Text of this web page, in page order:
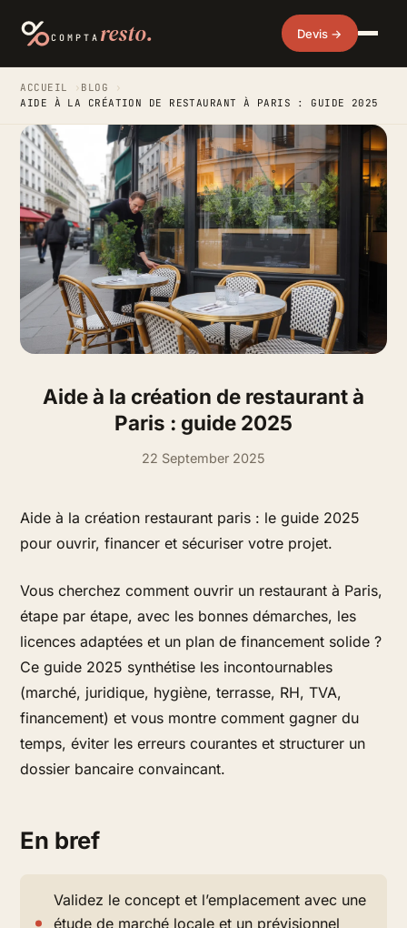
COMPTA resto. Devis →
ACCUEIL › BLOG
›
AIDE À LA CRÉATION DE RESTAURANT À PARIS : GUIDE 2025
Aide à la création de restaurant à
Paris : guide 2025
22 September 2025
Aide à la création restaurant paris : le guide 2025
pour ouvrir, financer et sécuriser votre projet.
Vous cherchez comment ouvrir un restaurant à Paris,
étape par étape, avec les bonnes démarches, les
licences adaptées et un plan de financement solide ?
Ce guide 2025 synthétise les incontournables
(marché, juridique, hygiène, terrasse, RH, TVA,
financement) et vous montre comment gagner du
temps, éviter les erreurs courantes et structurer un
dossier bancaire convaincant.
En bref
Validez le concept et l’emplacement avec une
étude de marché locale et un prévisionnel